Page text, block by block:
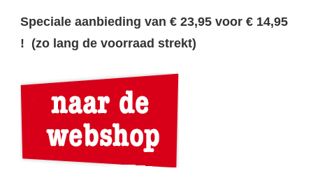
Speciale aanbieding van € 23,95 voor € 14,95
! (zo lang de voorraad strekt)